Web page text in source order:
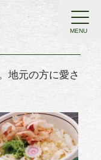
MENU
地元の方に愛さ